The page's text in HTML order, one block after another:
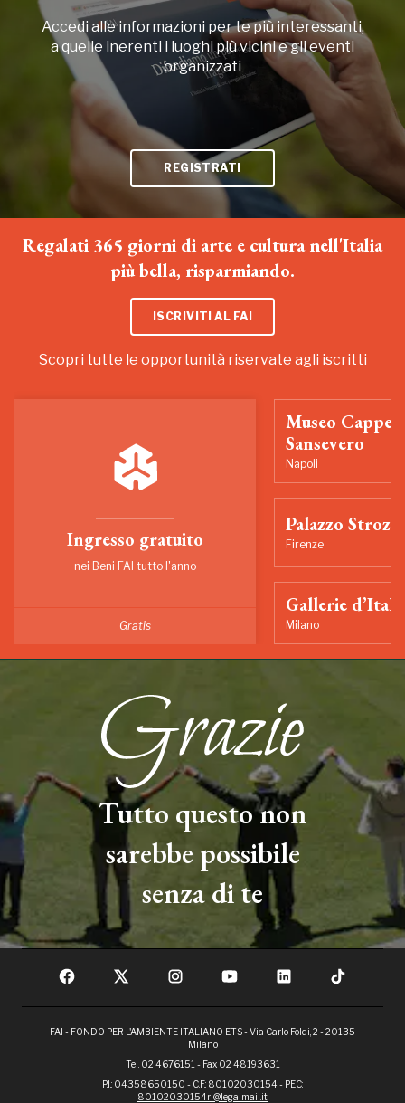
Accedi alle informazioni per te più interessanti,
a quelle inerenti i luoghi più vicini e gli eventi
organizzati
REGISTRATI
Regalati 365 giorni di arte e cultura nell'Italia
più bella, risparmiando.
ISCRIVITI AL FAI
Scopri tutte le opportunità riservate agli iscritti
Ingresso gratuito
nei Beni FAI tutto l'anno
Gratis
Museo
Sansevero
Napoli
Palazzo Strozzi
Firenze
Gallerie
Milano
Tutto questo non
sarebbe possibile
senza di te
FAI - FONDO PER L'AMBIENTE ITALIANO ETS - Via Carlo Foldi, 2 - 20135
Milano
Tel. 02 4676151 - Fax 02 48193631
P.I.: 04358650150 - C.F.: 80102030154 - PEC:
80102030154ri@legalmail.it